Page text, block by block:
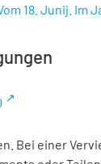
18. Junij. Im
Bei einer